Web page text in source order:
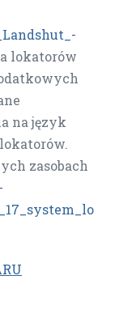
lokatorów
na język
zasobach